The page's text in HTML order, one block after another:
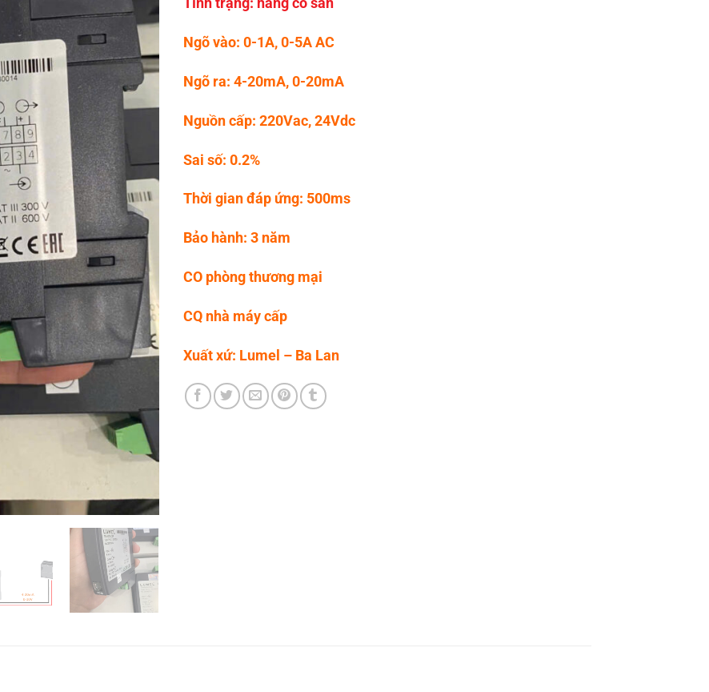
Tình trạng: hàng có sẵn
Ngõ vào: 0-1A, 0-5A AC
Ngõ ra: 4-20mA, 0-20mA
Nguồn cấp: 220Vac, 24Vdc
Sai số: 0.2%
Thời gian đáp ứng: 500ms
Bảo hành: 3 năm
CO phòng thương mại
CQ nhà máy cấp
Xuất xứ: Lumel – Ba Lan